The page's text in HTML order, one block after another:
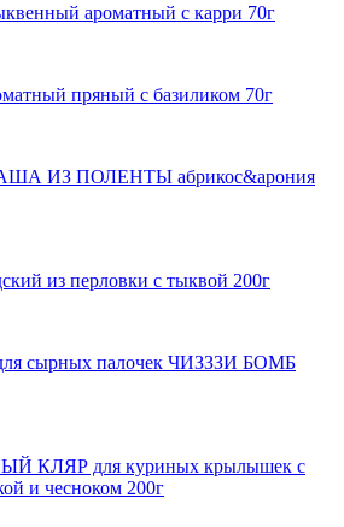
ароматный с карри 70г
пряный с базиликом 70г
ИЗ ПОЛЕНТЫ абрикос&арония
из перловки с тыквой 200г
сырных палочек ЧИЗЗЗИ БОМБ
КЛЯР для куриных крылышек с
и чесноком 200г